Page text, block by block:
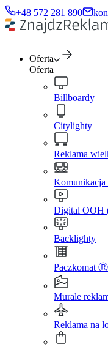
+48 572 281 890
Oferta
Oferta
Billboardy
Citylighty
Reklama
Komunikacja
Digital OOH
Backlighty
Paczkomat Ⓡ
Murale
Reklama na